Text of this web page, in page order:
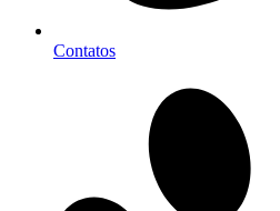
Contatos